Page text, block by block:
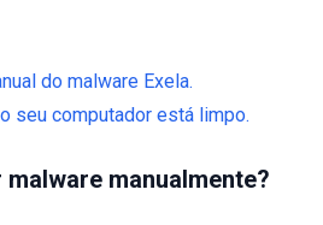
do malware Exela.
seu computador está limpo.
manualmente?